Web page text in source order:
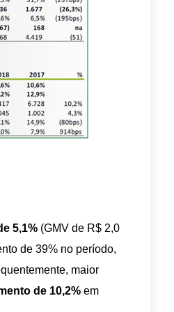
5,1% (GMV de R$ 2,0
de 39% no período,
maior
de 10,2% em